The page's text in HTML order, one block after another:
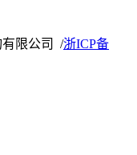
限公司 /浙ICP备